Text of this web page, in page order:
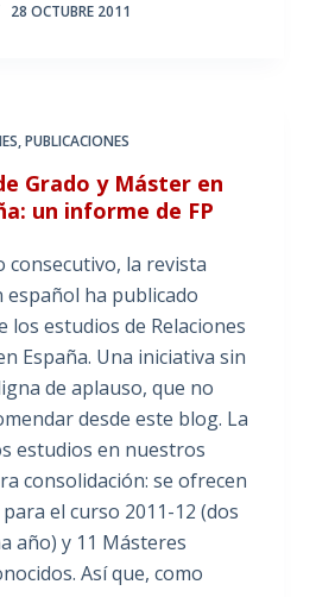
28 OCTUBRE 2011
,PUBLICACIONES
Grado y Máster en
un informe de FP
consecutivo, la revista
español ha publicado
estudios de Relaciones
España. Una iniciativa sin
de aplauso, que no
desde este blog. La
estudios en nuestros
consolidación: se ofrecen
el curso 2011-12 (dos
año) y 11 Másteres
Así que, como